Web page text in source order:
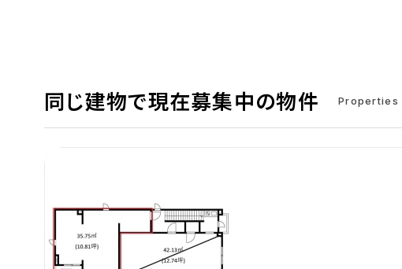
同じ建物で現在募集中の物件 Properties